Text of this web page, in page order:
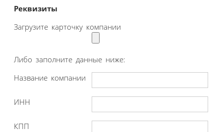
Реквизиты
Загрузите карточку компании
Либо заполните данные ниже:
Название компании
ИНН
КПП